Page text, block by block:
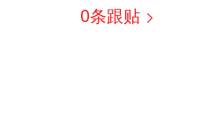
0条跟贴